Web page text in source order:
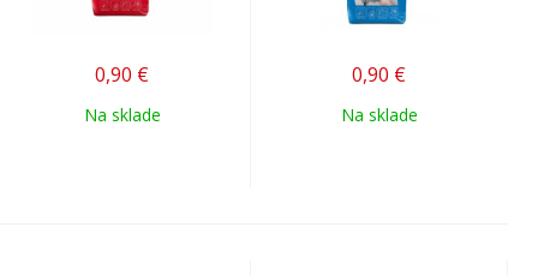
0,90 €
Na sklade
0,90 €
Na sklade